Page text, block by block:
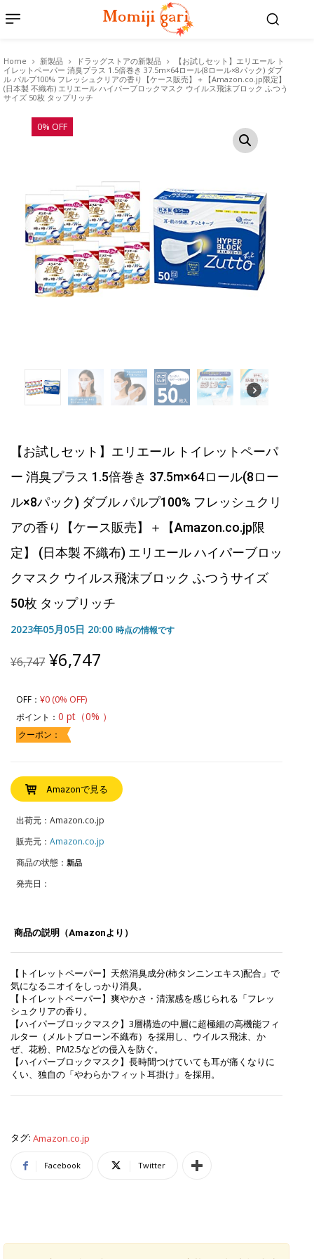
Home 新製品 ドラッグストアの新製品
【お試しセット】エリエール ト
イレットペーパー 消臭プラス 1.5倍巻き 37.5m×64ロール(8ロール×8パック) ダブ
ル パルプ100% フレッシュクリアの香り【ケース販売】＋【Amazon.co.jp限定】
(日本製 不織布) エリエール ハイパーブロックマスク ウイルス飛沫ブロック ふつう
サイズ 50枚 タップリッチ
0% OFF
【お試しセット】エリエール トイレットペーパ
ー 消臭プラス 1.5倍巻き 37.5m×64ロール(8ロー
ル×8パック) ダブル パルプ100% フレッシュクリ
アの香り【ケース販売】＋【Amazon.co.jp限
定】 (日本製 不織布) エリエール ハイパーブロッ
クマスク ウイルス飛沫ブロック ふつうサイズ
50枚 タップリッチ
2023年05月05日 20:00 時点の情報です
¥6,747 Original
price
¥6,747.
¥6,747
OFF： ¥0 (0% OFF)
ポイント： 0 pt（0% ）
クーポン：
Amazonで見る
出荷元：Amazon.co.jp
販売元： Amazon.co.jp
商品の状態： 新品
発売日：
商品の説明（Amazonより）
【トイレットペーパー】天然消臭成分(柿タンニンエキス)配合」で
気になるニオイをしっかり消臭。
【トイレットペーパー】爽やかさ・清潔感を感じられる「フレッ
シュクリアの香り。
【ハイパーブロックマスク】3層構造の中層に超極細の高機能フィ
ルター（メルトブローン不織布）を採用し、ウイルス飛沫、か
ぜ、花粉、PM2.5などの侵入を防ぐ。
【ハイパーブロックマスク】長時間つけていても耳が痛くなりに
くい、独自の「やわらかフィット耳掛け」を採用。
タグ: Amazon.co.jp
Facebook Twitter